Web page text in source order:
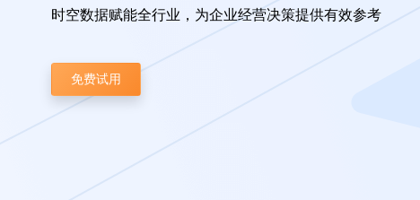
时空数据赋能全行业，为企业经营决策提供有效参考
免费试用